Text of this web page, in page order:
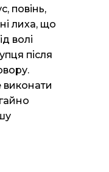
повінь,
лиха, що
волі
після